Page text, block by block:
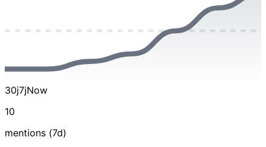
30j7jNow
10
mentions (7d)